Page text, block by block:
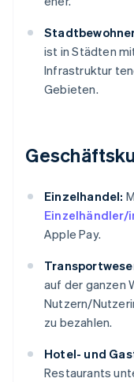
ist in Städten
Infrastruktur
Gebieten.
Einzelhandel:
Einzelhändler/
Apple Pay.
auf der ganzen
Nutzern/
zu bezahlen.
Hotel- und
Restaurants